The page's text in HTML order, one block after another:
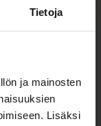
Tietoja
ja mainosten
Lisäksi
e
e
w
t
a